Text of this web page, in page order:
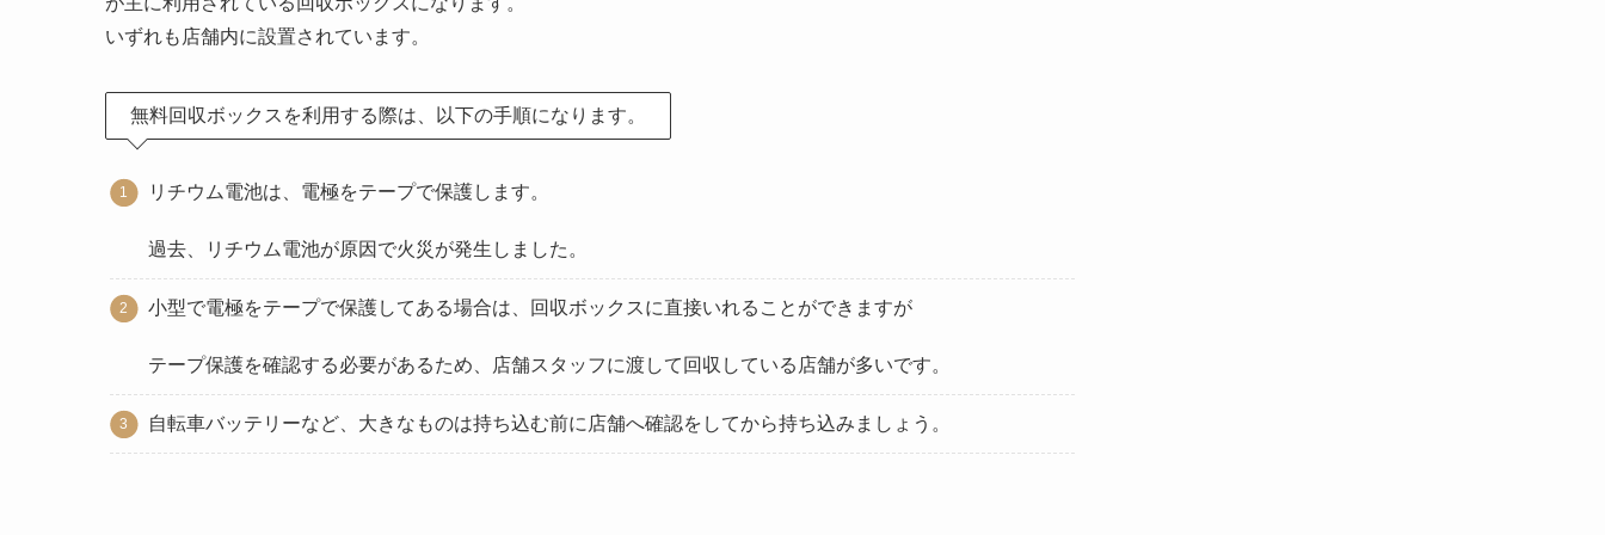
いずれも店舗内に設置されています。
無料回収ボックスを利用する際は、以下の手順になります。
リチウム電池は、電極をテープで保護します。
過去、リチウム電池が原因で火災が発生しました。
小型で電極をテープで保護してある場合は、回収ボックスに直接いれることができますが
テープ保護を確認する必要があるため、店舗スタッフに渡して回収している店舗が多いです。
自転車バッテリーなど、大きなものは持ち込む前に店舗へ確認をしてから持ち込みましょう。